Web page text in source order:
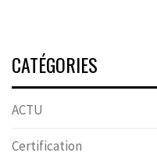
CATÉGORIES
ACTU
Certification